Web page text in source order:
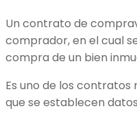
Un contrato de
comprador, en el cual
compra de un bien
Es uno de los
que se establecen